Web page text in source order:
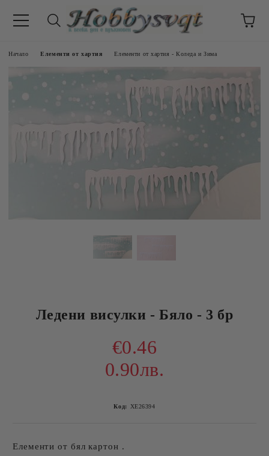
Начало Елементи от хартия Елементи от хартия - Коледа и Зима
Ледени висулки - Бяло - 3 бр
€0.46
0.90лв.
Код: ХЕ26394
Елементи от бял картон .